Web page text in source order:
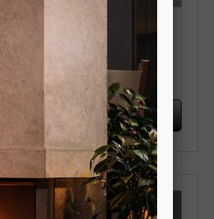
Cadel Spirit 5
Vrijstaande ondiepe
Achteraansluiting
BEKIJKEN